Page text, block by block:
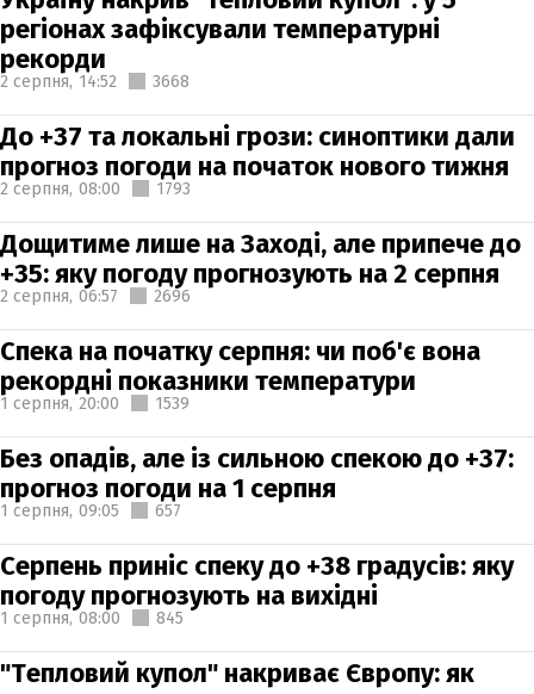
регіонах зафіксували температурні
рекорди
2 серпня, 14:52 3668
До +37 та локальні грози: синоптики дали
прогноз погоди на початок нового тижня
2 серпня, 08:00 1793
Дощитиме лише на Заході, але припече до
+35: яку погоду прогнозують на 2 серпня
2 серпня, 06:57 2696
Спека на початку серпня: чи поб'є вона
рекордні показники температури
1 серпня, 20:00 1539
Без опадів, але із сильною спекою до +37:
прогноз погоди на 1 серпня
1 серпня, 09:05 657
Серпень приніс спеку до +38 градусів: яку
погоду прогнозують на вихідні
1 серпня, 08:00 845
"Тепловий купол" накриває Європу: як